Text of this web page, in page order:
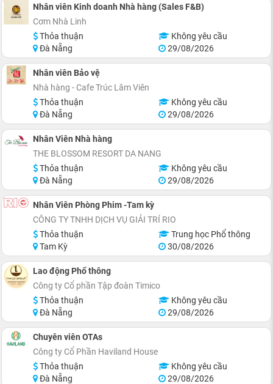
Nhân viên Kinh doanh Nhà hàng (Sales F&B)
Cơm Nhà Linh
Thỏa thuận
Không yêu cầu
Đà Nẵng
29/08/2026
Nhân viên Bảo vệ
Nhà hàng - Cafe Trúc Lâm Viên
Thỏa thuận
Không yêu cầu
Đà Nẵng
29/08/2026
Nhân Viên Nhà hàng
THE BLOSSOM RESORT DA NANG
Thỏa thuận
Không yêu cầu
Đà Nẵng
29/08/2026
Nhân Viên Phòng Phim -Tam kỳ
CÔNG TY TNHH DỊCH VỤ GIẢI TRÍ RIO
Thỏa thuận
Trung học Phổ thông
Tam Kỳ
30/08/2026
Lao động Phổ thông
Công ty Cổ phần Tập đoàn Timico
Thỏa thuận
Không yêu cầu
Đà Nẵng
29/08/2026
Chuyên viên OTAs
Công ty Cổ Phần Haviland House
Thỏa thuận
Không yêu cầu
Đà Nẵng
29/08/2026